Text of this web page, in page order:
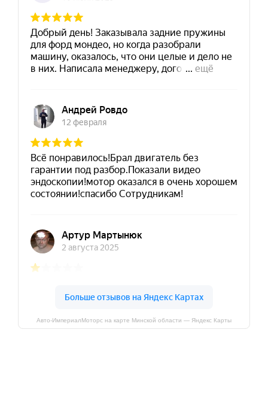
Авто-ИмпериалМоторс на карте Минской области — Яндекс Карты